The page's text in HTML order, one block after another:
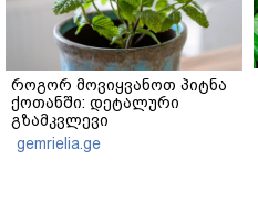
როგორ მოვიყვანოთ პიტნა
ქოთანში: დეტალური
გზამკვლევი
gemrielia.ge